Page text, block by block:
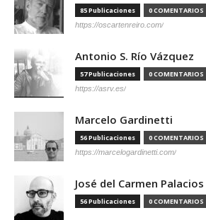
85 Publicaciones 0 COMENTARIOS
https://oscartenreiro.com/
Antonio S. Río Vázquez
57 Publicaciones 0 COMENTARIOS
https://asrv.es/
Marcelo Gardinetti
56 Publicaciones 0 COMENTARIOS
https://marcelogardinetti.com/
José del Carmen
56 Publicaciones 0 COMENTARIOS